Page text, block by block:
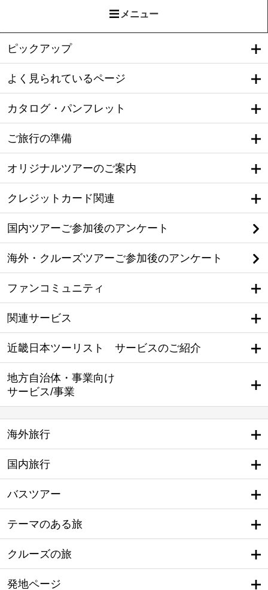
メニュー
ピックアップ
よく見られているページ
カタログ・パンフレット
ご旅行の準備
オリジナルツアーのご案内
クレジットカード関連
国内ツアーご参加後のアンケート
海外・クルーズツアーご参加後のアンケート
ファンコミュニティ
関連サービス
近畿日本ツーリスト サービスのご紹介
地方自治体・事業向け
サービス/事業
海外旅行
国内旅行
バスツアー
テーマのある旅
クルーズの旅
発地ページ